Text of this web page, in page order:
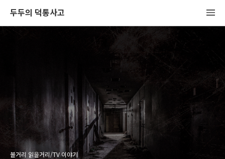
두두의 덕통사고
볼거리 읽을거리/TV 이야기